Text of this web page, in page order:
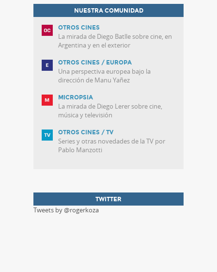
NUESTRA COMUNIDAD
OTROS CINES
La mirada de Diego Batlle sobre cine, en
Argentina y en el exterior
OTROS CINES / EUROPA
Una perspectiva europea bajo la
dirección de Manu Yañez
MICROPSIA
La mirada de Diego Lerer sobre cine,
música y televisión
OTROS CINES / TV
Series y otras novedades de la TV por
Pablo Manzotti
TWITTER
Tweets by @rogerkoza